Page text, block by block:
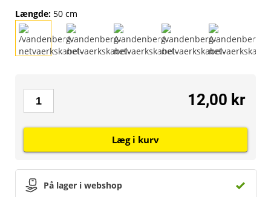
Længde: 50 cm
På lager i webshop
12,00 kr
Læg i kurv